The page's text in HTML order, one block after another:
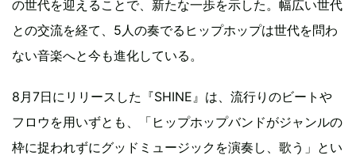
の世代を迎えることで、新たな一歩を示した。幅広い世代
との交流を経て、5人の奏でるヒップホップは世代を問わ
ない音楽へと今も進化している。
8月7日にリリースした『SHINE』は、流行りのビートや
フロウを用いずとも、「ヒップホップバンドがジャンルの
枠に捉われずにグッドミュージックを演奏し、歌う」とい